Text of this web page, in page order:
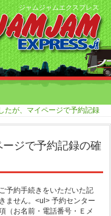
ジャムジャムエクスプレス
が、マイページで予約記録
ジで予約記録の確
予約手続きをいただいた記
ません。<ul> 予約センター
（お名前・電話番号・Ｅメ